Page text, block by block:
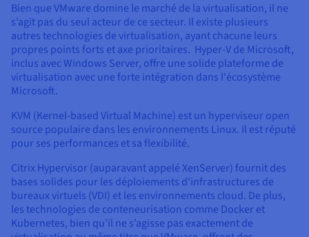
Bien que VMware domine le marché de la virtualisation, il ne
s’agit pas du seul acteur de ce secteur. Il existe plusieurs
autres technologies de virtualisation, ayant chacune leurs
propres points forts et axe prioritaires. Hyper-V de Microsoft,
inclus avec Windows Server, offre une solide plateforme de
virtualisation avec une forte intégration dans l'écosystème
Microsoft.
KVM (Kernel-based Virtual Machine) est un hyperviseur open
source populaire dans les environnements Linux. Il est réputé
pour ses performances et sa flexibilité.
Citrix Hypervisor (auparavant appelé XenServer) fournit des
bases solides pour les déploiements d'infrastructures de
bureaux virtuels (VDI) et les environnements cloud. De plus,
les technologies de conteneurisation comme Docker et
Kubernetes, bien qu’il ne s’agisse pas exactement de